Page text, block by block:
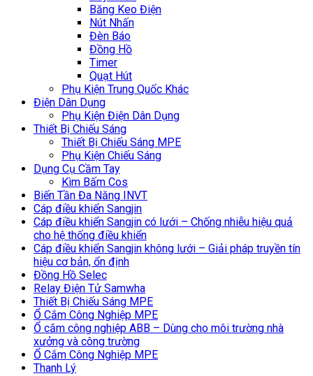
Băng Keo Điện
Nút Nhấn
Đèn Báo
Đồng Hồ
Timer
Quạt Hút
Phụ Kiện Trung Quốc Khác
Điện Dân Dụng
Phụ Kiện Điện Dân Dụng
Thiết Bị Chiếu Sáng
Thiết Bị Chiếu Sáng MPE
Phụ Kiện Chiếu Sáng
Dụng Cụ Cầm Tay
Kìm Bấm Cos
Biến Tần Đa Năng INVT
Cáp điều khiển Sangjin
Cáp điều khiển Sangjin có lưới – Chống nhiễu hiệu quả
cho hệ thống điều khiển
Cáp điều khiển Sangjin không lưới – Giải pháp truyền tín
hiệu cơ bản, ổn định
Đồng Hồ Selec
Relay Điện Tử Samwha
Thiết Bị Chiếu Sáng MPE
Ổ Cắm Công Nghiệp MPE
Ổ cắm công nghiệp ABB – Dùng cho môi trường nhà
xưởng và công trường
Ổ Cắm Công Nghiệp MPE
Thanh Lý